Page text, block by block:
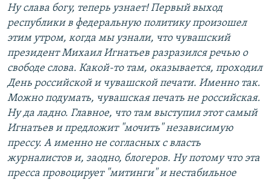
Ну слава богу, теперь узнает! Первый выход
республики в федеральную политику произошел
этим утром, когда мы узнали, что чувашский
президент Михаил Игнатьев разразился речью о
свободе слова. Какой-то там, оказывается, проходил
День российской и чувашской печати. Именно так.
Можно подумать, чувашская печать не российская.
Ну да ладно. Главное, что там выступил этот самый
Игнатьев и предложит "мочить" независимую
прессу. А именно не согласных с власть
журналистов и, заодно, блогеров. Ну потому что эта
пресса провоцирует "митинги" и нестабильное